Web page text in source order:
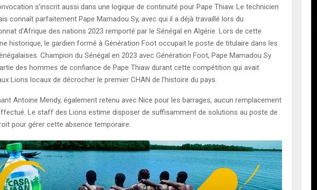
s’inscrit aussi dans une logique de continuité pour Pape Thiaw. Le technicien
connaît parfaitement Pape Mamadou Sy, avec qui il a déjà travaillé lors du
d’Afrique des nations 2023 remporté par le Sénégal en Algérie. Lors de cette
historique, le gardien formé à Génération Foot occupait le poste de titulaire dans les
Champion du Sénégal en 2023 avec Génération Foot, Pape Mamadou Sy
des hommes de confiance de Pape Thiaw durant cette compétition qui avait
Lions locaux de décrocher le premier CHAN de l’histoire du pays.
Antoine Mendy, également retenu avec Nice pour les barrages, aucun remplacement
Le staff des Lions estime disposer de suffisamment de solutions au poste de
pour gérer cette absence temporaire.